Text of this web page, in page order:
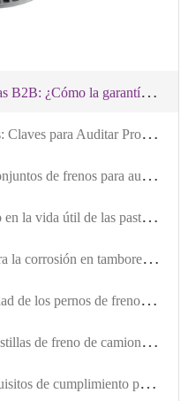
L
o que debe saber en las compras B2B: ¿Cómo la garantía de plazo y kilometraje de los discos de freno reduce el riesgo de la cadena de suministro?
D
ecisiones de Compra Efectivas: Claves para Auditar Proveedores de Bujes de Freno según Normas IATF
G
arantizar la seguridad de los conjuntos de frenos para automóviles: análisis comparativo entre productos certificados e incertificados
I
mpacto del agotamiento térmico en la vida útil de las pastillas de freno y técnicas de detección temprana para vehículos de transporte largo recorrido
T
res técnicas de protección contra la corrosión en tambores de freno: comparación práctica para climas húmedos y extremos
¿
Cuáles son las ventajas de calidad de los pernos de freno certificados por IATF TS16949? Guía esencial para compras internacionales
¿
Cómo elegir el material para pastillas de freno de camiones pesados? Comparación entre materiales semimetálicos, de bajo acero y cerámicos
I
ndicadores técnicos clave y requisitos de cumplimiento para kits de frenos certificados internacionalmente